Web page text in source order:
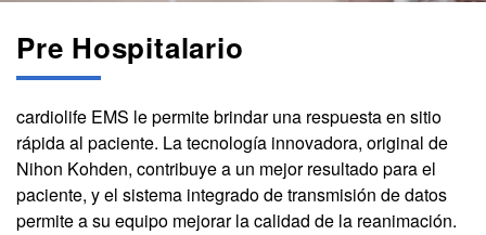
Pre Hospitalario
cardiolife EMS le permite brindar una respuesta en sitio
rápida al paciente. La tecnología innovadora, original de
Nihon Kohden, contribuye a un mejor resultado para el
paciente, y el sistema integrado de transmisión de datos
permite a su equipo mejorar la calidad de la reanimación.